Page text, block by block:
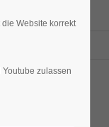
Website korrekt
zulassen